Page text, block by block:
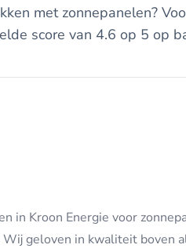
met zonnepanelen?
score van 4.6 op 5 op
in Kroon Energie voor
geloven in kwaliteit boven